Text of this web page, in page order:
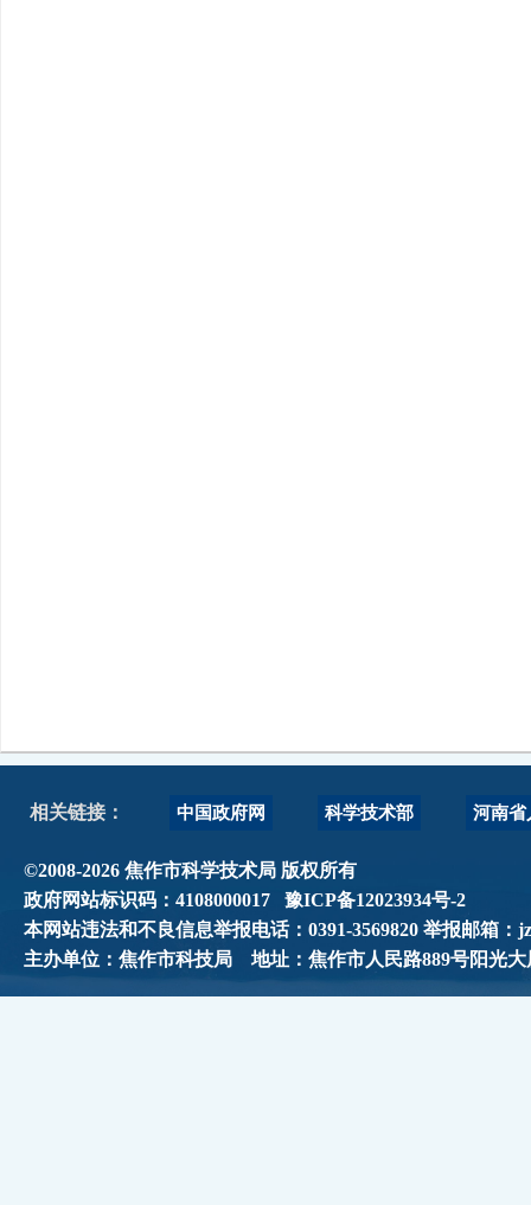
相关链接： 中国政府网 科学技术部 河南省
©2008-2026 焦作市科学技术局 版权所有
政府网站标识码：4108000017
豫ICP备12023934号-2
本网站违法和不良信息举报电话：0391-3569820 举报邮箱：
主办单位：焦作市科技局 地址：焦作市人民路889号阳光大